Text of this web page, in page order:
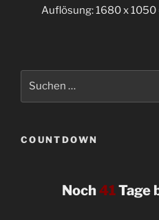
Auflösung: 1680 x
COUNTDOWN
Noch41Tage